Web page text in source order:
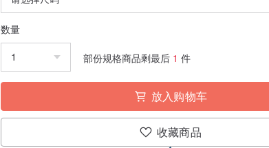
数量
部份规格商品剩最后 1 件
放入购物车
收藏商品